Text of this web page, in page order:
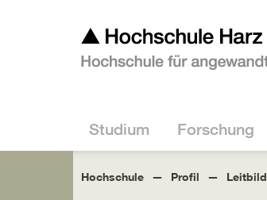
Studium Forschung
Hochschule Profil Leitbild